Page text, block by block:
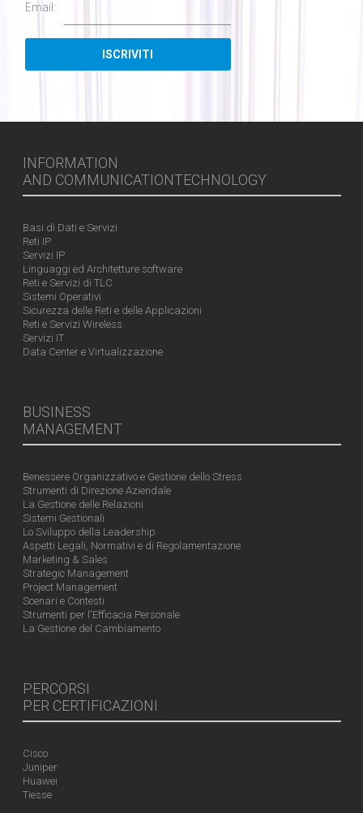
Email:
INFORMATION
AND COMMUNICATIONTECHNOLOGY
Basi di Dati e Servizi
Reti IP
Servizi IP
Linguaggi ed Architetture software
Reti e Servizi di TLC
Sistemi Operativi
Sicurezza delle Reti e delle Applicazioni
Reti e Servizi Wireless
Servizi IT
Data Center e Virtualizzazione
BUSINESS
MANAGEMENT
Benessere Organizzativo e Gestione dello Stress
Strumenti di Direzione Aziendale
La Gestione delle Relazioni
Sistemi Gestionali
Lo Sviluppo della Leadership
Aspetti Legali, Normativi e di Regolamentazione
Marketing & Sales
Strategic Management
Project Management
Scenari e Contesti
Strumenti per l'Efficacia Personale
La Gestione del Cambiamento
PERCORSI
PER CERTIFICAZIONI
Cisco
Juniper
Huawei
Tiesse